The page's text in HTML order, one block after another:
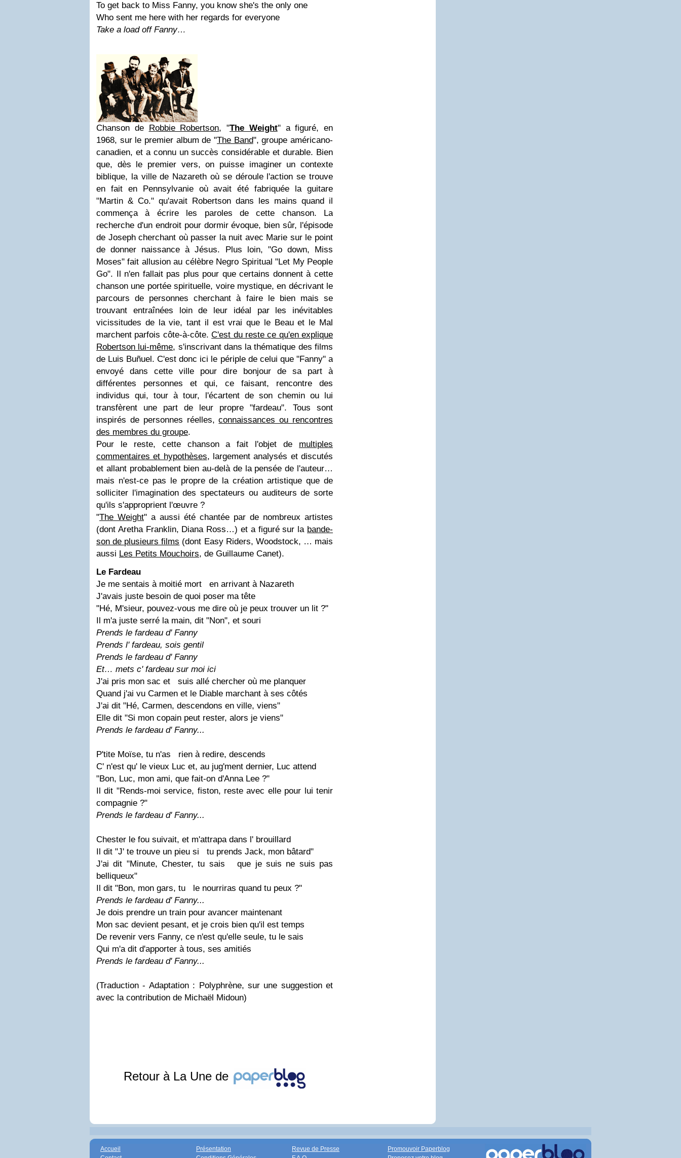
To get back to Miss Fanny, you know she's the only one
Who sent me here with her regards for everyone
Take a load off Fanny…
Chanson de Robbie Robertson, "The Weight" a figuré, en
1968, sur le premier album de "The Band", groupe américano-
canadien, et a connu un succès considérable et durable. Bien
que, dès le premier vers, on puisse imaginer un contexte
biblique, la ville de Nazareth où se déroule l'action se trouve
en fait en Pennsylvanie où avait été fabriquée la guitare
"Martin & Co." qu'avait Robertson dans les mains quand il
commença à écrire les paroles de cette chanson. La
recherche d'un endroit pour dormir évoque, bien sûr, l'épisode
de Joseph cherchant où passer la nuit avec Marie sur le point
de donner naissance à Jésus. Plus loin, "Go down, Miss
Moses" fait allusion au célèbre Negro Spiritual "Let My People
Go". Il n'en fallait pas plus pour que certains donnent à cette
chanson une portée spirituelle, voire mystique, en décrivant le
parcours de personnes cherchant à faire le bien mais se
trouvant entraînées loin de leur idéal par les inévitables
vicissitudes de la vie, tant il est vrai que le Beau et le Mal
marchent parfois côte-à-côte.C'est du reste ce qu'en explique
Robertson lui-même, s'inscrivant dans la thématique des films
de Luis Buñuel. C'est donc ici le périple de celui que "Fanny" a
envoyé dans cette ville pour dire bonjour de sa part à
différentes personnes et qui, ce faisant, rencontre des
individus qui, tour à tour, l'écartent de son chemin ou lui
transfèrent une part de leur propre "fardeau". Tous sont
inspirés de personnes réelles,connaissances ou rencontres
des membres du groupe.
Pour le reste, cette chanson a fait l'objet de multiples
commentaires et hypothèses, largement analysés et discutés
et allant probablement bien au-delà de la pensée de l'auteur…
mais n'est-ce pas le propre de la création artistique que de
solliciter l'imagination des spectateurs ou auditeurs de sorte
qu'ils s'approprient l'œuvre ?
"The Weight" a aussi été chantée par de nombreux artistes
(dont Aretha Franklin, Diana Ross…) et a figuré sur la bande-
son de plusieurs films (dont Easy Riders, Woodstock, … mais
aussi Les Petits Mouchoirs, de Guillaume Canet).
Le Fardeau
Je me sentais à moitié mort en arrivant à Nazareth
J'avais juste besoin de quoi poser ma tête
"Hé, M'sieur, pouvez-vous me dire où je peux trouver un lit ?"
Il m'a juste serré la main, dit "Non", et souri
Prends le fardeau d' Fanny
Prends l' fardeau, sois gentil
Prends le fardeau d' Fanny
Et… mets c' fardeau sur moi ici
J'ai pris mon sac et suis allé chercher où me planquer
Quand j'ai vu Carmen et le Diable marchant à ses côtés
J'ai dit "Hé, Carmen, descendons en ville, viens"
Elle dit "Si mon copain peut rester, alors je viens"
Prends le fardeau d' Fanny...
P'tite Moïse, tu n'as rien à redire, descends
C' n'est qu' le vieux Luc et, au jug'ment dernier, Luc attend
"Bon, Luc, mon ami, que fait-on d'Anna Lee ?"
Il dit "Rends-moi service, fiston, reste avec elle pour lui tenir
compagnie ?"
Prends le fardeau d' Fanny...
Chester le fou suivait, et m'attrapa dans l' brouillard
Il dit "J' te trouve un pieu si tu prends Jack, mon bâtard"
J'ai dit "Minute, Chester, tu sais que je suis ne suis pas
belliqueux"
Il dit "Bon, mon gars, tu le nourriras quand tu peux ?"
Prends le fardeau d' Fanny...
Je dois prendre un train pour avancer maintenant
Mon sac devient pesant, et je crois bien qu'il est temps
De revenir vers Fanny, ce n'est qu'elle seule, tu le sais
Qui m'a dit d'apporter à tous, ses amitiés
Prends le fardeau d' Fanny...
(Traduction - Adaptation : Polyphrène, sur une suggestion et
avec la contribution de Michaël Midoun)
Retour à La Une de
Accueil
Présentation
Revue de Presse
Promouvoir Paperblog